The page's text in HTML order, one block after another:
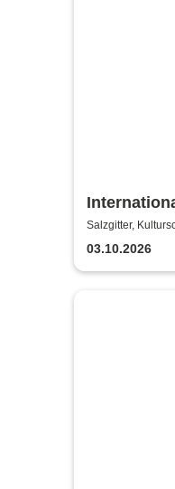
Meeting
Salzgitter,
03.10.2026